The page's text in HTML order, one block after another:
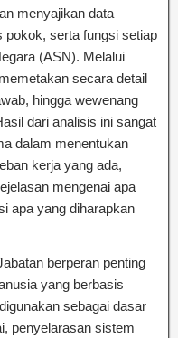
menyajikan data
pokok, serta fungsi setiap
(ASN). Melalui
secara detail
hingga wewenang
dari analisis ini sangat
dalam menentukan
kerja yang ada,
mengenai apa
apa yang diharapkan
berperan penting
yang berbasis
sebagai dasar
penyelarasan sistem